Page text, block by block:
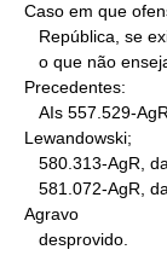
Caso em que
Precedentes:
Lewandowski;
Agravo
   desprovido.